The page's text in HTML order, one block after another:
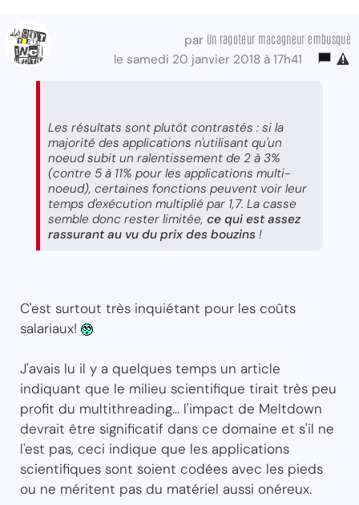
par Un ragoteur macagneur embusqué
le samedi 20 janvier 2018 à 17h41
Les résultats sont plutôt contrastés : si la
majorité des applications n'utilisant qu'un
noeud subit un ralentissement de 2 à 3%
(contre 5 à 11% pour les applications multi-
noeud), certaines fonctions peuvent voir leur
temps d'exécution multiplié par 1,7. La casse
semble donc rester limitée, ce qui est assez
rassurant au vu du prix des bouzins !
C'est surtout très inquiétant pour les coûts
salariaux!
J'avais lu il y a quelques temps un article
indiquant que le milieu scientifique tirait très peu
profit du multithreading... l'impact de Meltdown
devrait être significatif dans ce domaine et s'il ne
l'est pas, ceci indique que les applications
scientifiques sont soient codées avec les pieds
ou ne méritent pas du matériel aussi onéreux.